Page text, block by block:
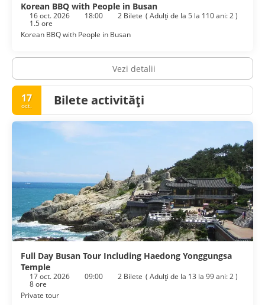
Korean BBQ with People in Busan
16 oct. 2026 18:00 2 Bilete ( Adulţi de la 5 la 110 ani: 2)
1.5 ore
Korean BBQ with People in Busan
Vezi detalii
17
oct. Bilete activități
Full Day Busan Tour Including Haedong Yonggungsa
Temple
17 oct. 2026 09:00 2 Bilete ( Adulţi de la 13 la 99 ani: 2)
8 ore
Private tour